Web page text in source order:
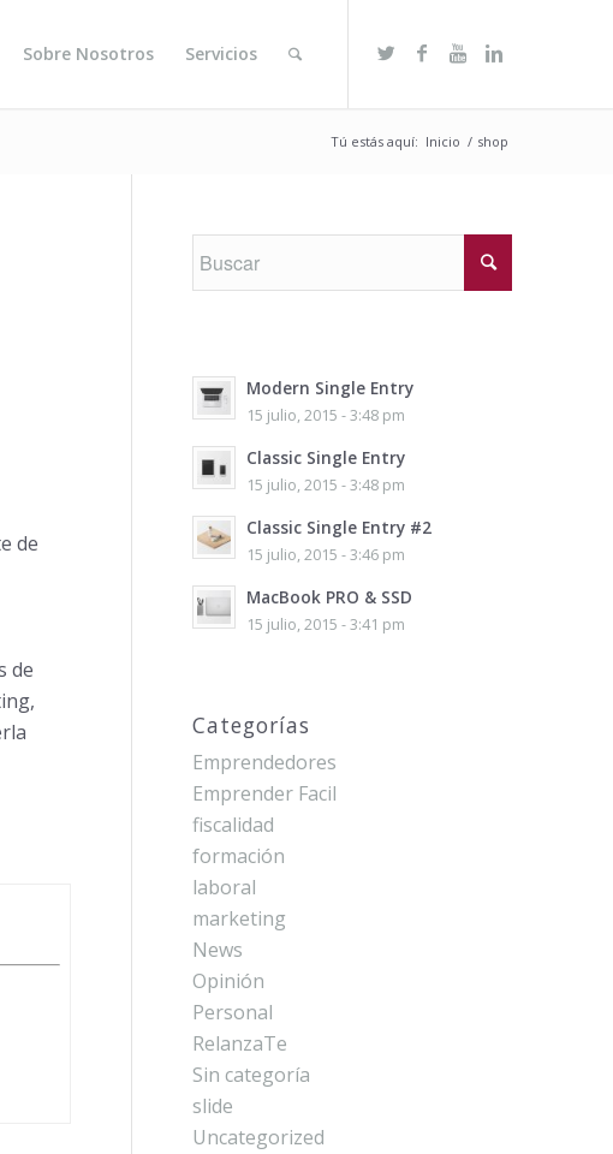
Sobre Nosotros Servicios
Tú estás aquí: Inicio / shop
de
de
Modern Single Entry
15 julio, 2015 - 3:48 pm
Classic Single Entry
15 julio, 2015 - 3:48 pm
Classic Single Entry #2
15 julio, 2015 - 3:46 pm
MacBook PRO & SSD
15 julio, 2015 - 3:41 pm
Categorías
Emprendedores
Emprender Facil
fiscalidad
formación
laboral
marketing
News
Opinión
Personal
RelanzaTe
Sin categoría
slide
Uncategorized